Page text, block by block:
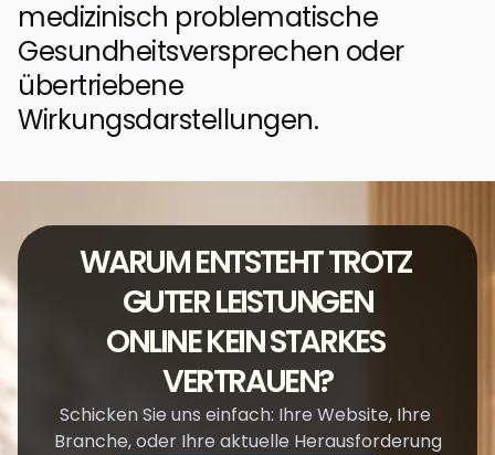
medizinisch problematische
Gesundheitsversprechen oder
übertriebene
Wirkungsdarstellungen.
WARUM ENTSTEHT TROTZ
GUTER LEISTUNGEN
ONLINE KEIN STARKES
VERTRAUEN?
Schicken Sie uns einfach: Ihre Website, Ihre
Branche, oder Ihre aktuelle Herausforderung